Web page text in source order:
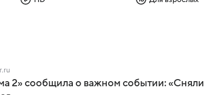
2» сообщила о важном событии: «Сняли